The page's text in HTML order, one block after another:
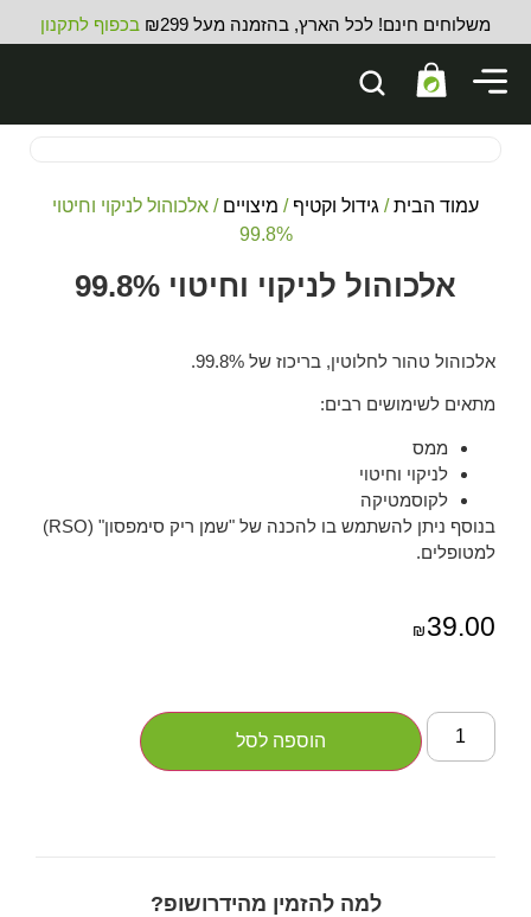
משלוחים חינם! לכל הארץ, בהזמנה מעל ₪299 בכפוף לתקנון
עמוד הבית/ גידול וקטיף / מיצויים / אלכוהול לניקוי וחיטוי
99.8%
אלכוהול לניקוי וחיטוי 99.8%
אלכוהול טהור לחלוטין, בריכוז של 99.8%.
מתאים לשימושים רבים:
ממס
לניקוי וחיטוי
לקוסמטיקה
בנוסף ניתן להשתמש בו להכנה של "שמן ריק סימפסון" (RSO)
למטופלים.
₪ 39.00
הוספה לסל
למה להזמין מהידרושופ?